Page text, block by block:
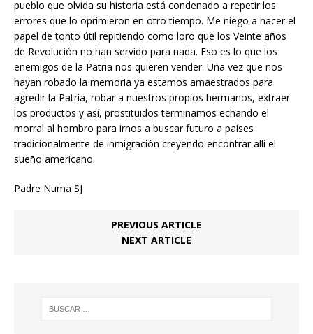
pueblo que olvida su historia está condenado a repetir los
errores que lo oprimieron en otro tiempo. Me niego a hacer el
papel de tonto útil repitiendo como loro que los Veinte años
de Revolución no han servido para nada. Eso es lo que los
enemigos de la Patria nos quieren vender. Una vez que nos
hayan robado la memoria ya estamos amaestrados para
agredir la Patria, robar a nuestros propios hermanos, extraer
los productos y así, prostituidos terminamos echando el
morral al hombro para irnos a buscar futuro a países
tradicionalmente de inmigración creyendo encontrar allí el
sueño americano.
Padre Numa SJ
PREVIOUS ARTICLE
NEXT ARTICLE